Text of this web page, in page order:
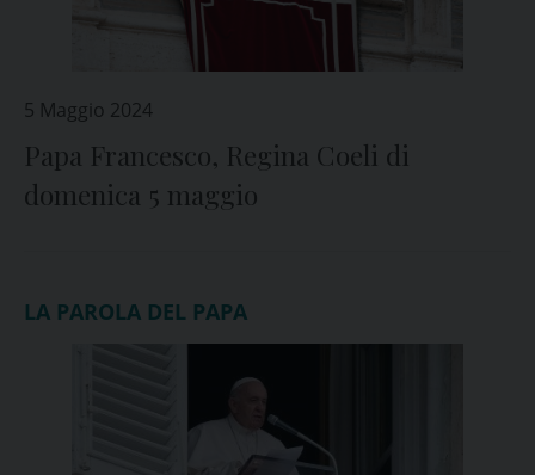
5 Maggio 2024
Papa Francesco, Regina Coeli di
domenica 5 maggio
LA PAROLA DEL PAPA